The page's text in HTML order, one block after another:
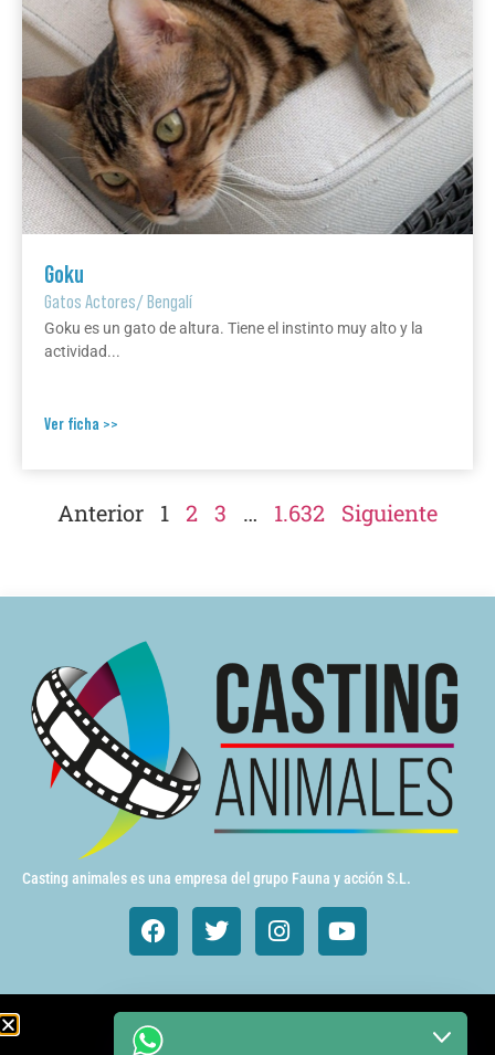
Goku
Gatos Actores/Bengalí
Goku es un gato de altura. Tiene el instinto muy alto y la
actividad...
Ver ficha >>
Anterior 1 2 3 … 1.632 Siguiente
Casting animales es una empresa del grupo Fauna y acción S.L.
Animales de cine y TV